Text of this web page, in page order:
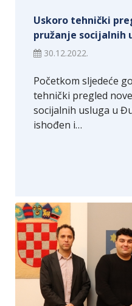
Uskoro tehnički
pružanje socijalnih
30.12.2022.
Početkom sljedeće
tehnički pregled
socijalnih usluga u
ishođen i…